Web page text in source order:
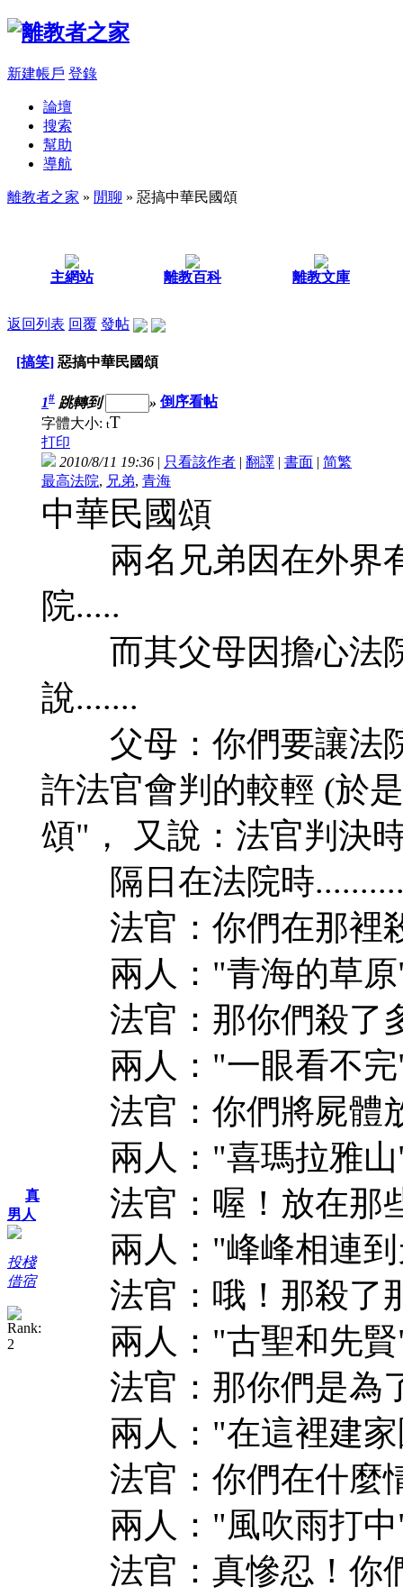
新建帳戶 登錄
論壇
搜索
幫助
導航
離教者之家 » 閒聊 » 惡搞中華民國頌
主網站 離教百科 離教文庫
返回列表 回覆 發帖
[搞笑] 惡搞中華民國頌
真
男人
投棧
借宿
1# 跳轉到 » 倒序看帖
字體大小: tT
打印
2010/8/11 19:36 | 只看該作者 | 翻譯 | 書面 | 简繁
最高法院, 兄弟, 青海
中華民國頌
兩名兄弟因在外界
院.....
而其父母因擔心法
說.......
父母：你們要讓法院
許法官會判的較輕 (於
頌"， 又說：法官判決
隔日在法院時
法官：你們在那裡
兩人："青海的草
法官：那你們殺了
兩人："一眼看不
法官：你們將屍體
兩人："喜瑪拉雅
法官：喔！放在那
兩人："峰峰相連到
法官：哦！那殺了
兩人："古聖和先
法官：那你們是為
兩人："在這裡建家
法官：你們在什麼
兩人："風吹雨打
法官：真慘忍！你